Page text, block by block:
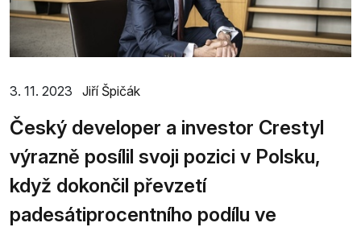
3. 11. 2023 Jiří Špičák
Český developer a investor Crestyl
výrazně posílil svoji pozici v Polsku,
když dokončil převzetí
padesátiprocentního podílu ve